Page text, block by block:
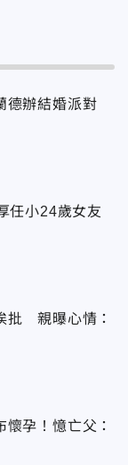
德辦結婚派對
任小24歲女友
批 親曝心情：
孕！憶亡父：